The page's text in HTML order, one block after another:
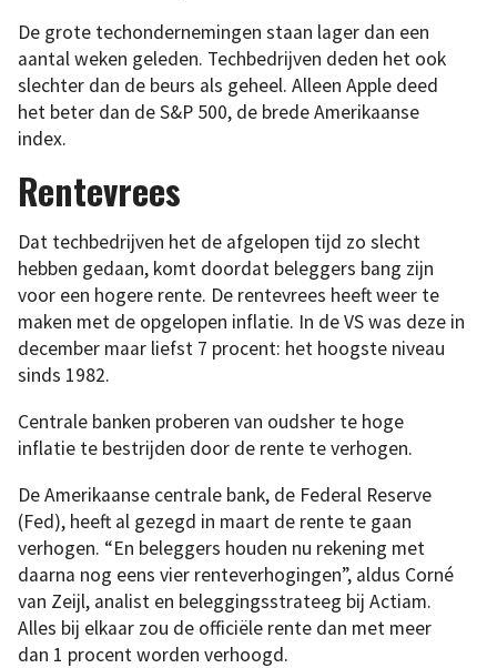
De grote techondernemingen staan lager dan een
aantal weken geleden. Techbedrijven deden het ook
slechter dan de beurs als geheel. Alleen Apple deed
het beter dan de S&P 500, de brede Amerikaanse
index.
Rentevrees
Dat techbedrijven het de afgelopen tijd zo slecht
hebben gedaan, komt doordat beleggers bang zijn
voor een hogere rente. De rentevrees heeft weer te
maken met de opgelopen inflatie. In de VS was deze in
december maar liefst 7 procent: het hoogste niveau
sinds 1982.
Centrale banken proberen van oudsher te hoge
inflatie te bestrijden door de rente te verhogen.
De Amerikaanse centrale bank, de Federal Reserve
(Fed), heeft al gezegd in maart de rente te gaan
verhogen. “En beleggers houden nu rekening met
daarna nog eens vier renteverhogingen”, aldus Corné
van Zeijl, analist en beleggingsstrateeg bij Actiam.
Alles bij elkaar zou de officiële rente dan met meer
dan 1 procent worden verhoogd.